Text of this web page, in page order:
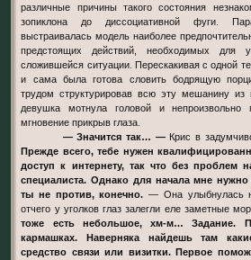
различные причины такого состояния
зопиклона до диссоциативной фуги.
выстраивалась модель наиболее
предстоящих действий, необходимых для
сложившейся ситуации. Перескакивая с одной
и сама была готова словить бодрящую
трудом структурировав всю эту мешанину из
девушка мотнула головой и непроизвольно
мгновение прикрыв глаза.
— Значится так… —Крис в
Прежде всего, тебе нужен
доступ к интернету, так что без проблем
специалиста. Однако для начала мне нужно
ты не против, конечно. — Она улыбнулась
отчего у уголков глаз залегли еле заметные
тоже есть небольшое, хм-м… Задание.
кармашках. Наверняка найдешь там
средство связи или визитки. Первое